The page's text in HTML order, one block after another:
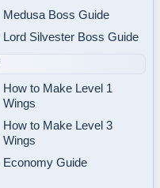
Medusa Boss Guide
Lord Silvester Boss Guide
How to Make Level 1
Wings
How to Make Level 3
Wings
Economy Guide